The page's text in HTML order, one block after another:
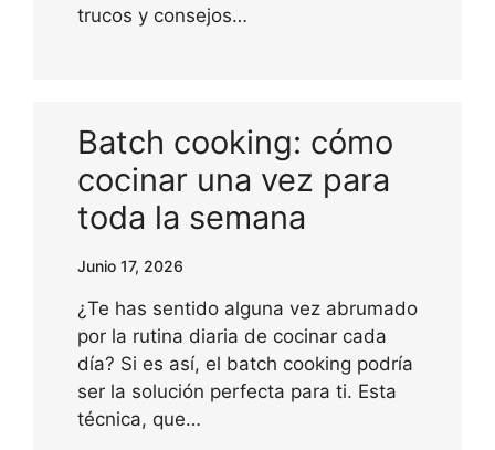
trucos y consejos…
Batch cooking: cómo
cocinar una vez para
toda la semana
Junio 17, 2026
¿Te has sentido alguna vez abrumado
por la rutina diaria de cocinar cada
día? Si es así, el batch cooking podría
ser la solución perfecta para ti. Esta
técnica, que…